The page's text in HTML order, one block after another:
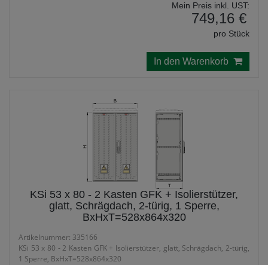
Mein Preis inkl. UST:
749,16 €
pro Stück
In den Warenkorb
KSi 53 x 80 - 2 Kasten GFK + Isolierstützer,
glatt, Schrägdach, 2-türig, 1 Sperre,
BxHxT=528x864x320
Artikelnummer: 335166
KSi 53 x 80 - 2 Kasten GFK + Isolierstützer, glatt, Schrägdach, 2-türig,
1 Sperre, BxHxT=528x864x320